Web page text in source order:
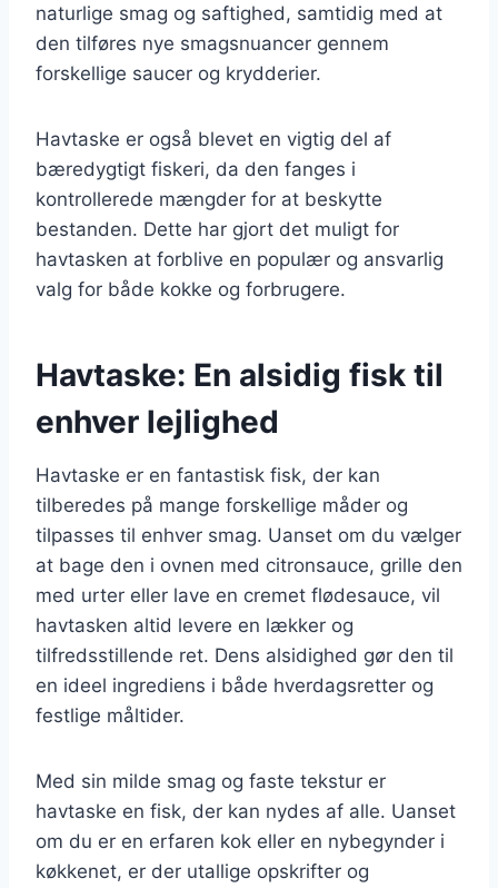
naturlige smag og saftighed, samtidig med at
den tilføres nye smagsnuancer gennem
forskellige saucer og krydderier.
Havtaske er også blevet en vigtig del af
bæredygtigt fiskeri, da den fanges i
kontrollerede mængder for at beskytte
bestanden. Dette har gjort det muligt for
havtasken at forblive en populær og ansvarlig
valg for både kokke og forbrugere.
Havtaske: En alsidig fisk til
enhver lejlighed
Havtaske er en fantastisk fisk, der kan
tilberedes på mange forskellige måder og
tilpasses til enhver smag. Uanset om du vælger
at bage den i ovnen med citronsauce, grille den
med urter eller lave en cremet flødesauce, vil
havtasken altid levere en lækker og
tilfredsstillende ret. Dens alsidighed gør den til
en ideel ingrediens i både hverdagsretter og
festlige måltider.
Med sin milde smag og faste tekstur er
havtaske en fisk, der kan nydes af alle. Uanset
om du er en erfaren kok eller en nybegynder i
køkkenet, er der utallige opskrifter og